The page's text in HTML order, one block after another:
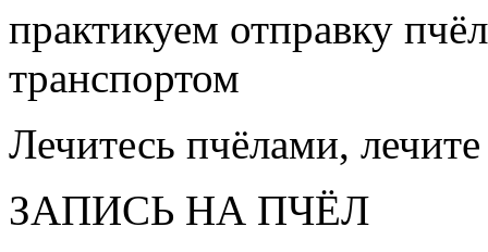
практикуем отправку
транспортом
Лечитесь пчёлами,
ЗАПИСЬ НА ПЧЁЛ